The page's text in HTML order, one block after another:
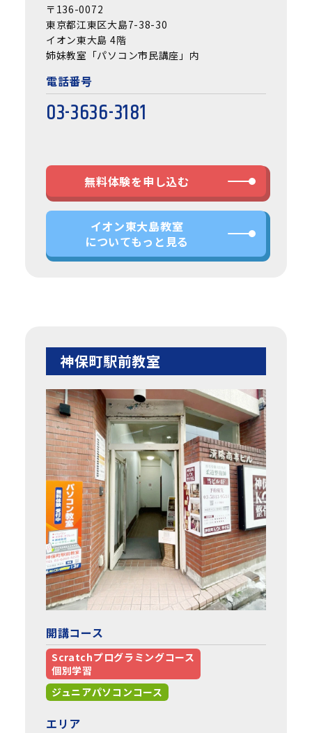
〒136-0072
東京都江東区大島7-38-30
イオン東大島 4階
姉妹教室「パソコン市民講座」内
電話番号
03-3636-3181
無料体験を申し込む
イオン東大島教室
についてもっと見る
神保町駅前教室
開講コース
Scratchプログラミングコース
個別学習
ジュニアパソコンコース
エリア